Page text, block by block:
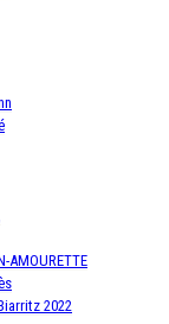
AMOURETTE
2022